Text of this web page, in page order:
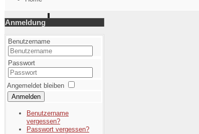
Anmeldung
Benutzername
Passwort
Angemeldet bleiben
Anmelden
Benutzername
vergessen?
Passwort vergessen?